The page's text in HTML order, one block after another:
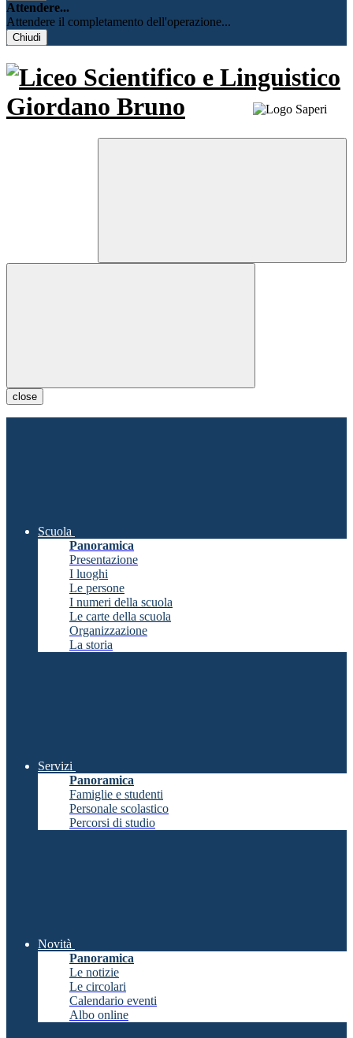
Attendere...
Attendere il completamento dell'operazione...
Chiudi
close
Scuola
Panoramica
Presentazione
I luoghi
Le persone
I numeri della scuola
Le carte della scuola
Organizzazione
La storia
Servizi
Panoramica
Famiglie e studenti
Personale scolastico
Percorsi di studio
Novità
Panoramica
Le notizie
Le circolari
Calendario eventi
Albo online